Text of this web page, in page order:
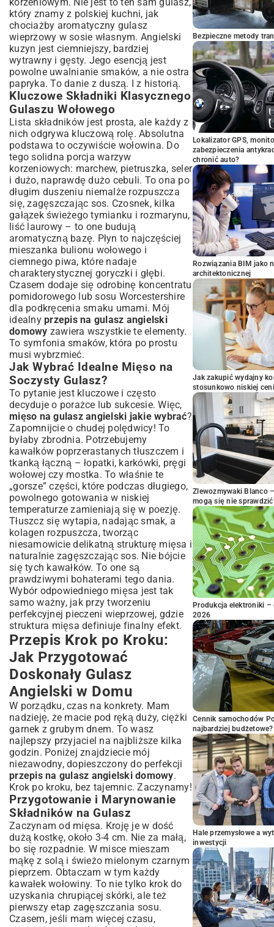
który znamy z polskiej kuchni, jak
chociażby aromatyczny gulasz
wieprzowy w sosie własnym. Angielski
kuzyn jest ciemniejszy, bardziej
wytrawny i gęsty. Jego esencją jest
powolne uwalnianie smaków, a nie ostra
papryka. To danie z duszą. I z historią.
Kluczowe Składniki Klasycznego
Gulaszu Wołowego
Lista składników jest prosta, ale każdy z
nich odgrywa kluczową rolę. Absolutna
podstawa to oczywiście wołowina. Do
tego solidna porcja warzyw
korzeniowych: marchew, pietruszka, seler
i dużo, naprawdę dużo cebuli. To ona po
długim duszeniu niemalże rozpuszcza
się, zagęszczając sos. Czosnek, kilka
gałązek świeżego tymianku i rozmarynu,
liść laurowy – to one budują
aromatyczną bazę. Płyn to najczęściej
mieszanka bulionu wołowego i
ciemnego piwa, które nadaje
charakterystycznej goryczki i głębi.
Czasem dodaje się odrobinę koncentratu
pomidorowego lub sosu Worcestershire
dla podkręcenia smaku umami. Mój
idealny przepis na gulasz angielski
domowy zawiera wszystkie te elementy.
To symfonia smaków, która po prostu
musi wybrzmieć.
Jak Wybrać Idealne Mięso na
Soczysty Gulasz?
To pytanie jest kluczowe i często
decyduje o porażce lub sukcesie. Więc,
mięso na gulasz angielski jakie wybrać?
Zapomnijcie o chudej polędwicy! To
byłaby zbrodnia. Potrzebujemy
kawałków poprzerastanych tłuszczem i
tkanką łączną – łopatki, karkówki, pręgi
wołowej czy mostka. To właśnie te
„gorsze” części, które podczas długiego,
powolnego gotowania w niskiej
temperaturze zamieniają się w poezję.
Tłuszcz się wytapia, nadając smak, a
kolagen rozpuszcza, tworząc
niesamowicie delikatną strukturę mięsa i
naturalnie zagęszczając sos. Nie bójcie
się tych kawałków. To one są
prawdziwymi bohaterami tego dania.
Wybór odpowiedniego mięsa jest tak
samo ważny, jak przy tworzeniu
perfekcyjnej pieczeni wieprzowej, gdzie
struktura mięsa definiuje finalny efekt.
Przepis Krok po Kroku:
Jak Przygotować
Doskonały Gulasz
Angielski w Domu
W porządku, czas na konkrety. Mam
nadzieję, że macie pod ręką duży, ciężki
garnek z grubym dnem. To wasz
najlepszy przyjaciel na najbliższe kilka
godzin. Poniżej znajdziecie mój
niezawodny, dopieszczony do perfekcji
przepis na gulasz angielski domowy.
Krok po kroku, bez tajemnic. Zaczynamy!
Przygotowanie i Marynowanie
Składników na Gulasz
Zaczynam od mięsa. Kroję je w dość
dużą kostkę, około 3-4 cm. Nie za małą,
bo się rozpadnie. W misce mieszam
mąkę z solą i świeżo mielonym czarnym
pieprzem. Obtaczam w tym każdy
kawałek wołowiny. To nie tylko krok do
uzyskania chrupiącej skórki, ale też
pierwszy etap zagęszczania sosu.
Czasem, jeśli mam więcej czasu,
Bezpieczne metody
Lokalizator GPS,
zabezpieczenia
chronić auto?
Rozwiązania BIM jako
architektonicznej
Jak zakupić wydajny
stosunkowo niskiej
Zlewozmywaki Blanco
mogą się nie
Produkcja elektroniki –
2026
Cennik samochodów
najbardziej budżetowe?
Hale przemysłowe a
inwestycji